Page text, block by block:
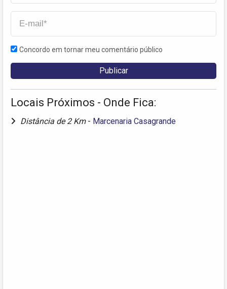
Concordo em tornar meu comentário público
Locais Próximos - Onde Fica:
Distância de 2 Km - Marcenaria Casagrande